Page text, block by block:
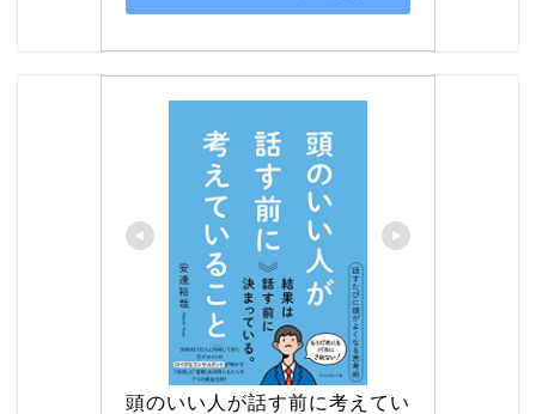
頭のいい人が話す前に考えてい